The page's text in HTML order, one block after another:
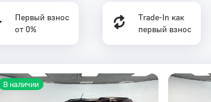
Первый взнос
от 0%
Trade-In как
первый взнос
В наличии